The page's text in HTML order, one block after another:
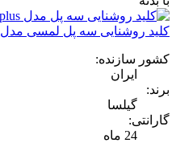
کلید روشنایی سه پل لمسی مدل plus
کشور سازنده:
ایران
برند:
گیلسا
گارانتی:
24 ماه